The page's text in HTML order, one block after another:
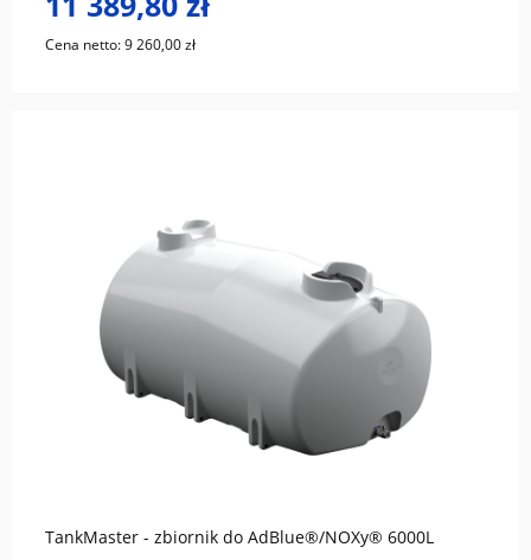
Cena netto:9 260,00 zł
TankMaster - zbiornik do AdBlue®/NOXy® 6000L
do koszyka